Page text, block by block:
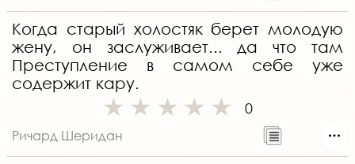
Когда старый холостяк берет молодую
жену, он заслуживает... да что там
Преступление в самом себе уже
содержит кару.
0
Ричард Шеридан